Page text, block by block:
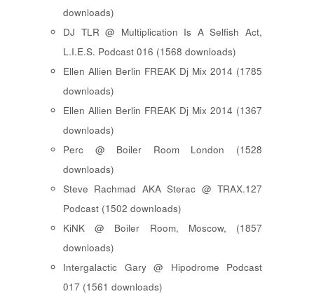
downloads)
DJ TLR @ Multiplication Is A Selfish Act,
L.I.E.S. Podcast 016 (1568 downloads)
Ellen Allien Berlin FREAK Dj Mix 2014 (1785
downloads)
Ellen Allien Berlin FREAK Dj Mix 2014 (1367
downloads)
Perc @ Boiler Room London (1528
downloads)
Steve Rachmad AKA Sterac @ TRAX.127
Podcast (1502 downloads)
KiNK @ Boiler Room, Moscow, (1857
downloads)
Intergalactic Gary @ Hipodrome Podcast
017 (1561 downloads)